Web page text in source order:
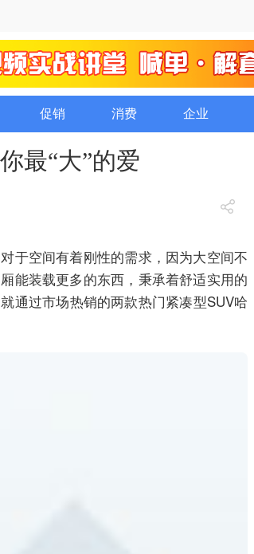
促销 消费 企业
最“大”的爱
于空间有着刚性的需求，因为大空间不
能装载更多的东西，秉承着舒适实用的
通过市场热销的两款热门紧凑型SUV哈